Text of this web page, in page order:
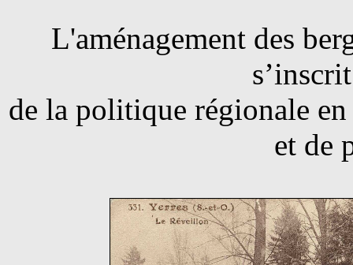
L'aménagement des
de la politique régionale en
et de